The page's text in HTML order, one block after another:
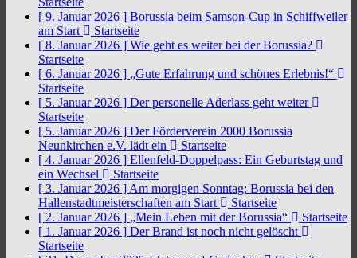
[ 9. Januar 2026 ] Borussia beim Samson-Cup in Schiffweiler
am Start
Startseite
[ 8. Januar 2026 ] Wie geht es weiter bei der Borussia?
Startseite
[ 6. Januar 2026 ] „Gute Erfahrung und schönes Erlebnis!“
Startseite
[ 5. Januar 2026 ] Der personelle Aderlass geht weiter
Startseite
[ 5. Januar 2026 ] Der Förderverein 2000 Borussia
Neunkirchen e.V. lädt ein
Startseite
[ 4. Januar 2026 ] Ellenfeld-Doppelpass: Ein Geburtstag und
ein Wechsel
Startseite
[ 3. Januar 2026 ] Am morgigen Sonntag: Borussia bei den
Hallenstadtmeisterschaften am Start
Startseite
[ 2. Januar 2026 ] „Mein Leben mit der Borussia“
Startseite
[ 1. Januar 2026 ] Der Brand ist noch nicht gelöscht
Startseite